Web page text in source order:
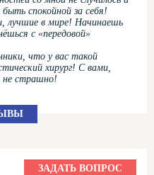
спокойной за себя!
лучшие в мире! Начинаешь
с «передовой»
что у вас такой
хирург! С вами,
не страшно!
ЗАДАТЬ ВОПРОС